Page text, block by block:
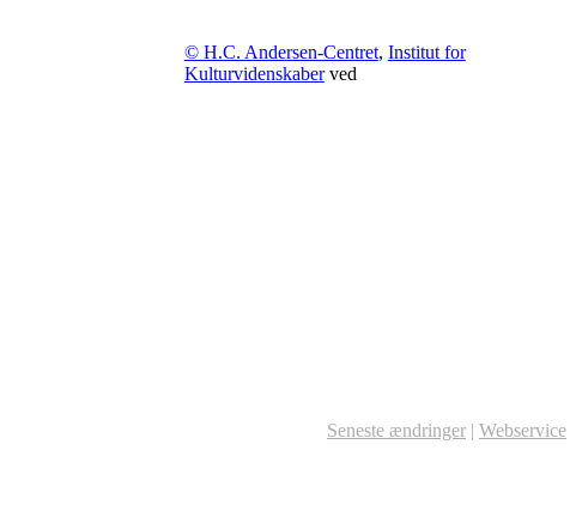
© H.C. Andersen-Centret, Institut for
Kulturvidenskaberved
Seneste ændringer | Webservice